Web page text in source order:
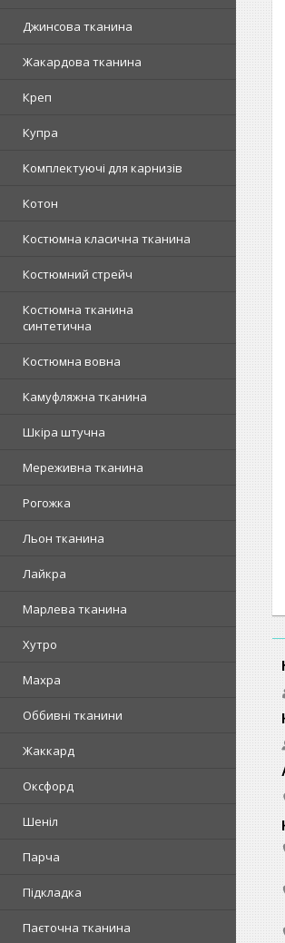
Джинсова тканина
Жакардова тканина
Креп
Купра
Комплектуючі для карнизів
Котон
Костюмна класична тканина
Костюмний стрейч
Костюмна тканина
синтетична
Костюмна вовна
Камуфляжна тканина
Шкіра штучна
Мереживна тканина
Рогожка
Льон тканина
Лайкра
Марлева тканина
Хутро
Махра
Оббивні тканини
Жаккард
Оксфорд
Шеніл
Парча
Підкладка
Паєточна тканина